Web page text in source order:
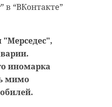
в “ВКонтакте”
иномарка
мимо
мечтает,
Анны. В
архивы
100-
тогда,
стала
бой